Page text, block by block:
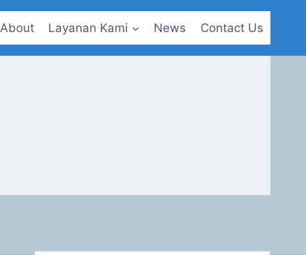
About Layanan Kami News Contact Us